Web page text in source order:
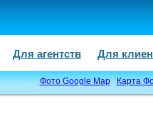
Для агентств Для
Фото Google Map Карта